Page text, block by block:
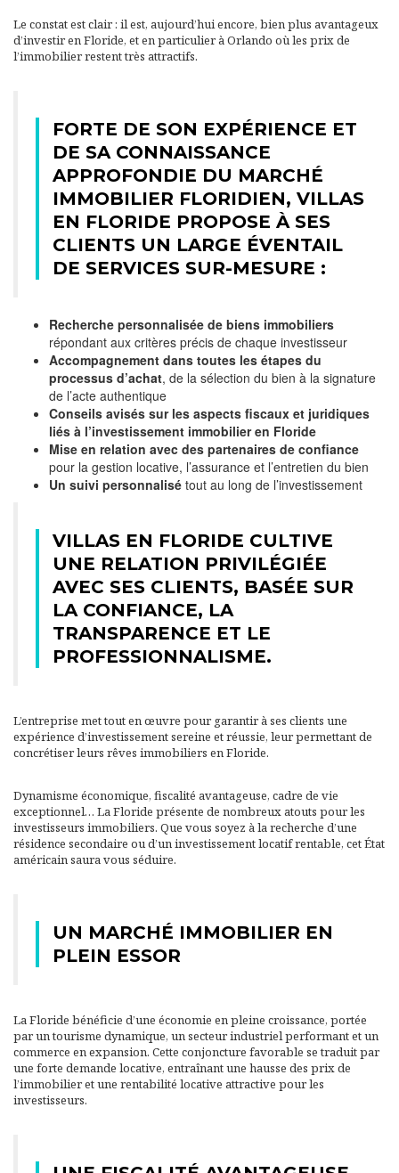
Le constat est clair : il est, aujourd’hui encore, bien plus avantageux
d’investir en Floride, et en particulier à Orlando où les prix de
l’immobilier restent très attractifs.
FORTE DE SON EXPÉRIENCE ET
DE SA CONNAISSANCE
APPROFONDIE DU MARCHÉ
IMMOBILIER FLORIDIEN, VILLAS
EN FLORIDE PROPOSE À SES
CLIENTS UN LARGE ÉVENTAIL
DE SERVICES SUR-MESURE :
Recherche personnalisée de biens immobiliers
répondant aux critères précis de chaque investisseur
Accompagnement dans toutes les étapes du
processus d’achat, de la sélection du bien à la signature
de l’acte authentique
Conseils avisés sur les aspects fiscaux et juridiques
liés à l’investissement immobilier en Floride
Mise en relation avec des partenaires de confiance
pour la gestion locative, l’assurance et l’entretien du bien
Un suivi personnalisé tout au long de l’investissement
VILLAS EN FLORIDE CULTIVE
UNE RELATION PRIVILÉGIÉE
AVEC SES CLIENTS, BASÉE SUR
LA CONFIANCE, LA
TRANSPARENCE ET LE
PROFESSIONNALISME.
L’entreprise met tout en œuvre pour garantir à ses clients une
expérience d’investissement sereine et réussie, leur permettant de
concrétiser leurs rêves immobiliers en Floride.
Dynamisme économique, fiscalité avantageuse, cadre de vie
exceptionnel… La Floride présente de nombreux atouts pour les
investisseurs immobiliers. Que vous soyez à la recherche d’une
résidence secondaire ou d’un investissement locatif rentable, cet État
américain saura vous séduire.
UN MARCHÉ IMMOBILIER EN
PLEIN ESSOR
La Floride bénéficie d’une économie en pleine croissance, portée
par un tourisme dynamique, un secteur industriel performant et un
commerce en expansion. Cette conjoncture favorable se traduit par
une forte demande locative, entraînant une hausse des prix de
l’immobilier et une rentabilité locative attractive pour les
investisseurs.